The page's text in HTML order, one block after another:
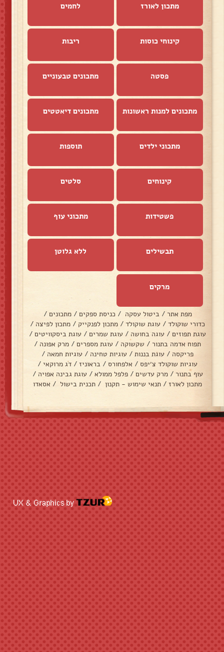
מתכון לאורז לחמים
קינוחי כוסות ריבות
פסטה מתכונים טבעוניים
מתכונים למנות ראשונות מתכונים דיאטטים
מתכוני ילדים תוספות
קינוחים סלטים
פשטידות מתכוני עוף
תבשילים ללא גלוטן
מרקים
מפת אתר / ביטול עסקה / כניסת ספקים / מתכונים /
כדורי שוקולד / עוגת שוקולד / מתכון לפנקייק / מתכון לפיצה /
עוגת תפוזים / עוגה בחושה / עוגת שמרים / עוגת ביסקוויטים /
תפוח אדמה בתנור / שקשוקה / עוגת מספרים / מרק אפונה /
פריקסה / עוגת בננות / עוגיות טחינה / עוגיות חמאה /
עוגיות שוקולד צ׳יפס / אלפחורס / בראוניז / דג מרוקאי /
עוף בתנור / מרק עדשים / פלפל ממולא / עוגת גבינה אפויה /
מתכון לאורז / תנאי שימוש - תקנון / תכנית בישול / אסאדו